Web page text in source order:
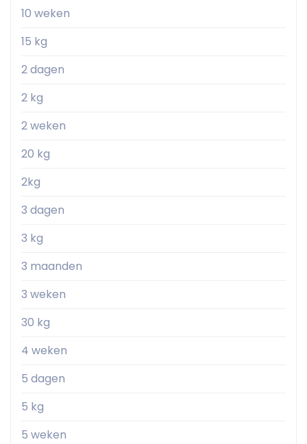
10 weken
15 kg
2 dagen
2 kg
2 weken
20 kg
2kg
3 dagen
3 kg
3 maanden
3 weken
30 kg
4 weken
5 dagen
5 kg
5 weken